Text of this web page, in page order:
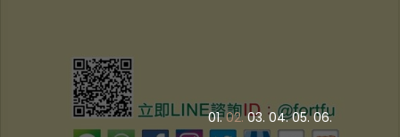
合法債務催收公司，專辦民間私人借貸及工商企業呆帳追討作業！
01. 02. 03. 04. 05. 06.